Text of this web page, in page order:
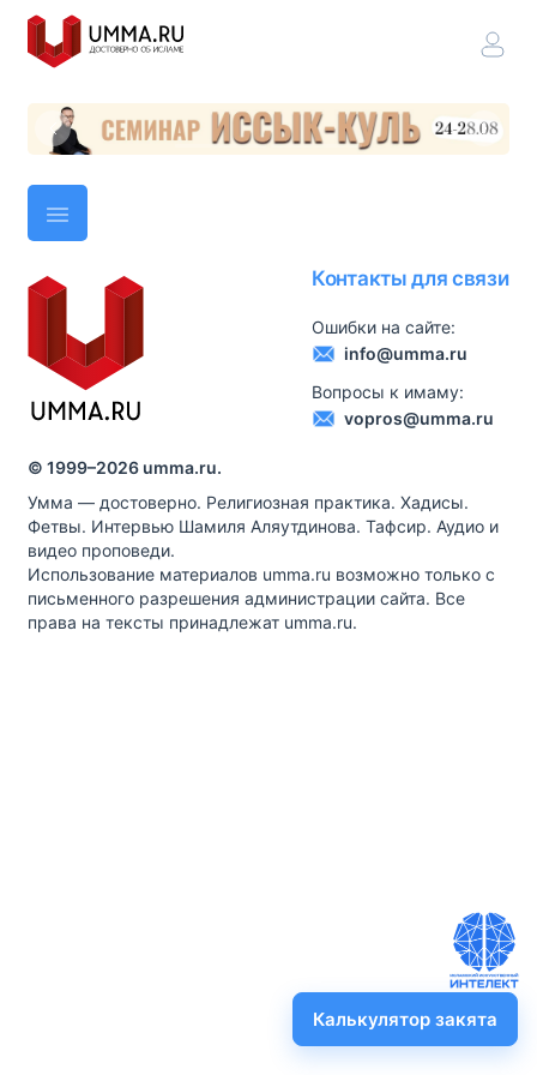
Контакты для связи
Ошибки на сайте:
info@umma.ru
Вопросы к имаму:
vopros@umma.ru
© 1999–2026 umma.ru.
Умма — достоверно. Религиозная практика. Хадисы.
Фетвы. Интервью Шамиля Аляутдинова. Тафсир. Аудио и
видео проповеди.
Использование материалов umma.ru возможно только с
письменного разрешения администрации сайта. Все
права на тексты принадлежат umma.ru.
Калькулятор закята